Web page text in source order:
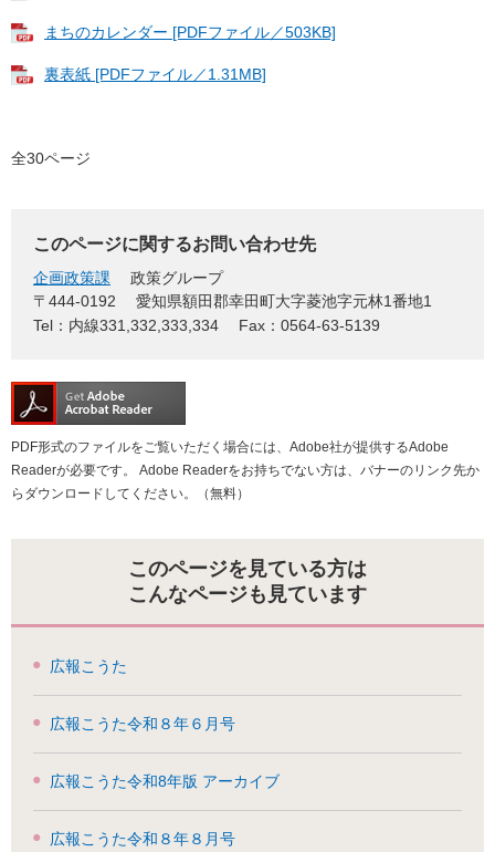
まちのカレンダー [PDFファイル／503KB]
裏表紙 [PDFファイル／1.31MB]
全30ページ
このページに関するお問い合わせ先
企画政策課
政策グループ
〒444-0192
愛知県額田郡幸田町大字菱池字元林1番地1
Tel：内線331,332,333,334
Fax：0564-63-5139
PDF形式のファイルをご覧いただく場合には、Adobe社が提供するAdobe
Readerが必要です。
Adobe Readerをお持ちでない方は、バナーのリンク先か
らダウンロードしてください。（無料）
このページを見ている方は
こんなページも見ています
広報こうた
広報こうた令和８年６月号
広報こうた令和8年版 アーカイブ
広報こうた令和８年８月号